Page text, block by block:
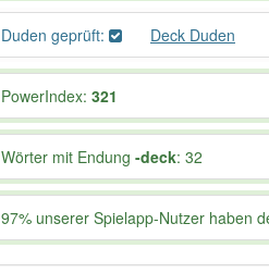
Duden geprüft: Deck Duden
PowerIndex: 321
Wörter mit Endung -deck: 32
97% unserer Spielapp-Nutzer haben